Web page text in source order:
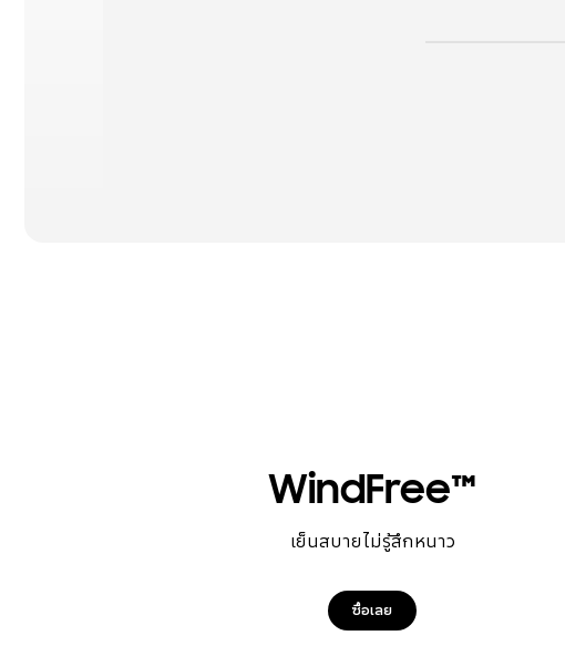
WindFree™
เย็นสบายไม่รู้สึกหนาว
ซื้อเลย